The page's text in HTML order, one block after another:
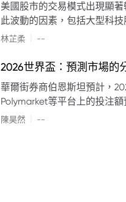
口受阻持續，2026年底油價
若供應快速恢復且需求進一
美元。
美國股市的交易模式出現顯
此波動的因素，包括大型科
矛盾信號。專家意見顯示，
點：** * **交易邏輯轉變：** 順勢做多的市場邏輯已瓦解，市場走向變得難以預測。 * **科技股信心減弱：**
現顯著的單日反轉幅度，整體市場穩定性大幅下降。 * **
縮貨幣政策預期升溫之間形成拉扯，加劇市場不確定
切換，投資者意見分歧程度處於極高水平。 * **聚焦聯準會：** 聯準會
林芷柔 --
2026世界盃：預測市場的
華爾街券商伯恩斯坦預計，
Polymarket等平台上的投注
道、西班牙語轉播權以及對預
陳昊然 --